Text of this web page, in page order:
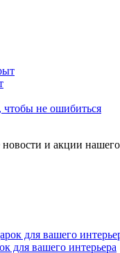
чтобы не ошибиться
и акции нашего
для вашего интерьера